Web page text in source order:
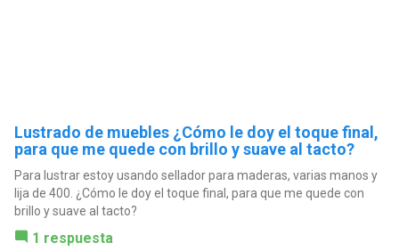
Lustrado de muebles ¿Cómo le doy el toque final,
para que me quede con brillo y suave al tacto?
Para lustrar estoy usando sellador para maderas, varias manos y
lija de 400. ¿Cómo le doy el toque final, para que me quede con
brillo y suave al tacto?
1 respuesta